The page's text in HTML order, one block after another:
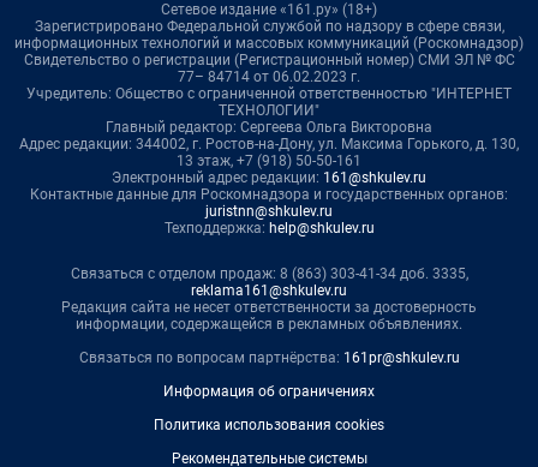
Сетевое издание «161.ру» (18+)
Зарегистрировано Федеральной службой по надзору в сфере связи,
информационных технологий и массовых коммуникаций (Роскомнадзор)
Свидетельство о регистрации (Регистрационный номер) СМИ ЭЛ № ФС
77– 84714 от 06.02.2023 г.
Учредитель: Общество с ограниченной ответственностью "ИНТЕРНЕТ
ТЕХНОЛОГИИ"
Главный редактор: Сергеева Ольга Викторовна
Адрес редакции: 344002, г. Ростов-на-Дону, ул. Максима Горького, д. 130,
13 этаж, +7 (918) 50-50-161
Электронный адрес редакции: 161@shkulev.ru
Контактные данные для Роскомнадзора и государственных органов:
juristnn@shkulev.ru
Техподдержка: help@shkulev.ru
Связаться с отделом продаж: 8 (863) 303-41-34 доб. 3335,
reklama161@shkulev.ru
Редакция сайта не несет ответственности за достоверность
информации, содержащейся в рекламных объявлениях.
Связаться по вопросам партнёрства: 161pr@shkulev.ru
Информация об ограничениях
Политика использования cookies
Рекомендательные системы